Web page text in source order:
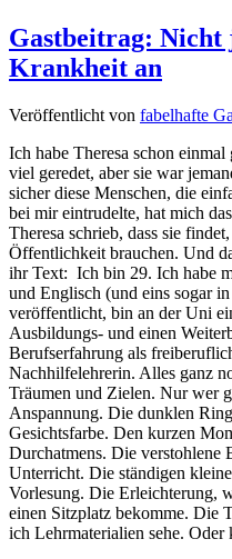
Gastbeitrag: Nicht
Krankheit an
Veröffentlicht von fabelhafte
Ich habe Theresa schon
viel geredet, aber sie war
sicher diese Menschen, die
bei mir eintrudelte, hat mich
Theresa schrieb, dass sie
Öffentlichkeit brauchen. Und
ihr Text: Ich bin 29. Ich habe
und Englisch (und eins sogar
veröffentlicht, bin an der Uni
Ausbildungs- und einen
Berufserfahrung als
Nachhilfelehrerin. Alles ganz
Träumen und Zielen. Nur wer
Anspannung. Die dunklen
Gesichtsfarbe. Den kurzen
Durchatmens. Die verstohlene
Unterricht. Die ständigen
Vorlesung. Die Erleichterung,
einen Sitzplatz bekomme. Die
ich Lehrmaterialien sehe.